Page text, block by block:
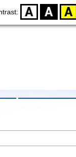
D BW YB